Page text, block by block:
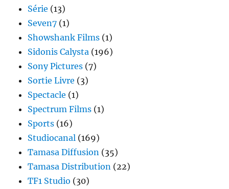
Série (13)
Seven7 (1)
Showshank Films (1)
Sidonis Calysta (196)
Sony Pictures (7)
Sortie Livre (3)
Spectacle (1)
Spectrum Films (1)
Sports (16)
Studiocanal (169)
Tamasa Diffusion (35)
Tamasa Distribution (22)
TF1 Studio (30)